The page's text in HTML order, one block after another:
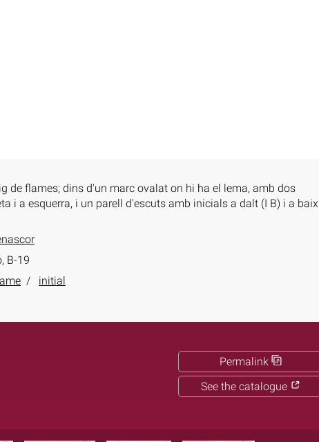
de flames; dins d'un marc ovalat on hi ha el lema, amb dos
i a esquerra, i un parell d'escuts amb inicials a dalt (I B) i a baix
B-19
initial
Permalink
See the catalogue